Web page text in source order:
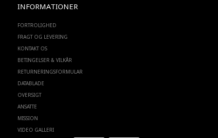
INFORMATIONER
FORTROLIGHED
FRAGT OG LEVERING
KONTAKT OS
BETINGELSER & VILKÅR
RETURNERINGSFORMULAR
DATABLADE
OVERSIGT
ANSATTE
MISSION
VIDEO GALLERI